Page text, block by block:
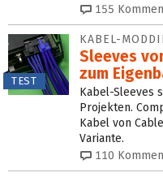
155
TEST
KABEL-
Sleeves
zum
Kabel-Sleeves
Projekten.
Kabel von
Variante.
110